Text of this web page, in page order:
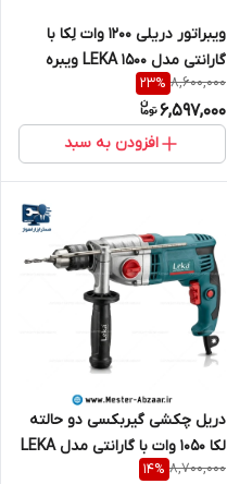
ویبراتور دریلی ۱۲۰۰ وات لِکا با
گارانتی مدل LEKA 1500 ویبره
برقی
8,600,000
23%
6,597,000
افزودن به سبد
دریل چکشی گیربکسی دو حالته
لکا 1050 وات با گارانتی مدل LEKA
DR13-105
8,700,000
14%